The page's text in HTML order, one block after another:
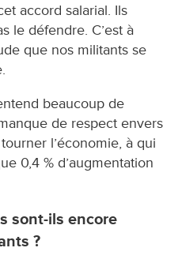
accord salarial. Ils
le défendre. C’est à
que nos militants se
beaucoup de
de respect envers
l’économie, à qui
0,4 % d’augmentation
sont-ils encore
?